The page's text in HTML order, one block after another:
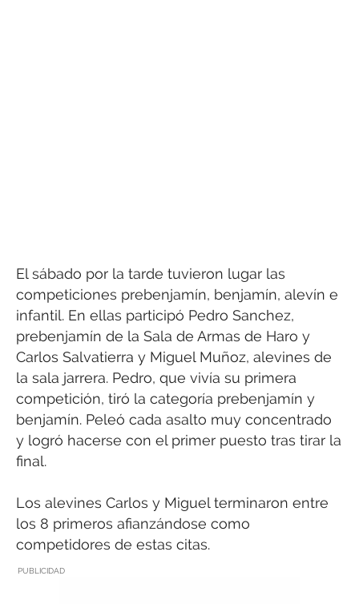
El sábado por la tarde tuvieron lugar las
competiciones prebenjamín, benjamín, alevín e
infantil. En ellas participó Pedro Sanchez,
prebenjamín de la Sala de Armas de Haro y
Carlos Salvatierra y Miguel Muñoz, alevines de
la sala jarrera. Pedro, que vivía su primera
competición, tiró la categoría prebenjamín y
benjamín. Peleó cada asalto muy concentrado
y logró hacerse con el primer puesto tras tirar la
final.
Los alevines Carlos y Miguel terminaron entre
los 8 primeros afianzándose como
competidores de estas citas.
PUBLICIDAD